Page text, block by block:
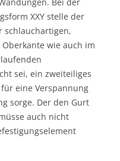
XXY stelle der
schlauchartigen,
wie auch im
sei, ein zweiteiliges
eine Verspannung
sorge. Der den Gurt
auch nicht